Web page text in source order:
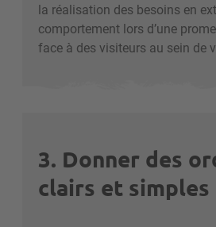
la réalisation des besoins en
comportement lors d’une
face à des visiteurs au sein de
3. Donner des
clairs et simples